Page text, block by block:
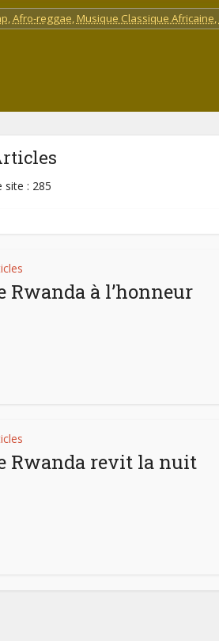
,Afro-reggae, Musique Classique Africaine,
site : 285
Rwanda à l’honneur
Rwanda revit la nuit